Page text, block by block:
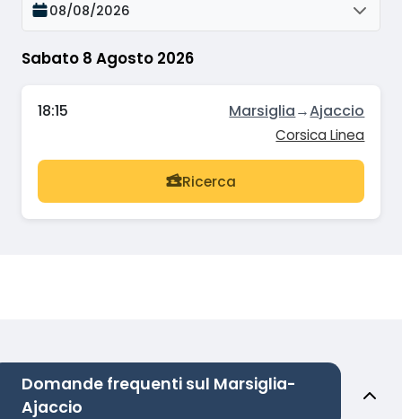
Sabato 8 Agosto 2026
08/08/2026
18:15 Marsiglia→Ajaccio
Corsica Linea
Ricerca
Domande frequenti sul Marsiglia-
Ajaccio